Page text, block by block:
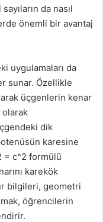
da nasıl
önemli bir avantaj
uygulamaları da
sunar. Özellikle
üçgenlerin kenar
olarak
dik
karesine
= c^2 formülü
karekök
bilgileri, geometri
öğrencilerin